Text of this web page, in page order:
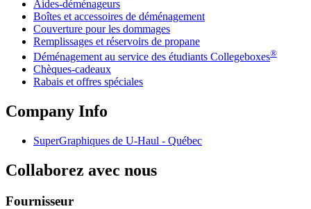
Aides-déménageurs
Boîtes et accessoires de déménagement
Couverture pour les dommages
Remplissages et réservoirs de propane
Déménagement au service des étudiants Collegeboxes®
Chèques-cadeaux
Rabais et offres spéciales
Company Info
SuperGraphiques de U-Haul - Québec
Collaborez avec nous
Fournisseur